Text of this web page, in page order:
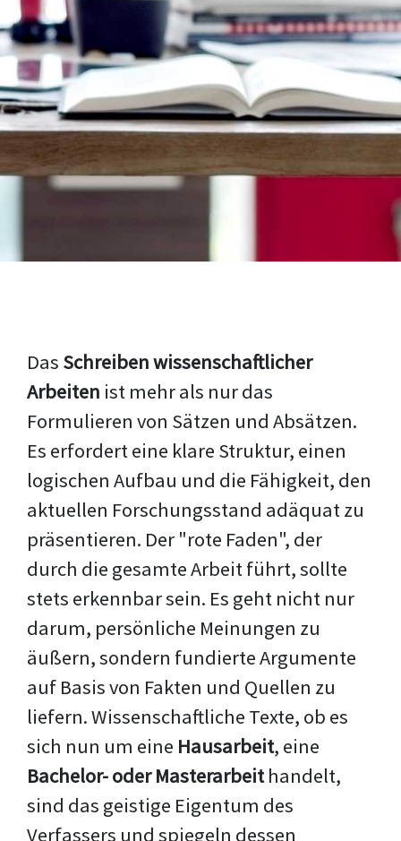
Das Schreiben wissenschaftlicher
Arbeiten ist mehr als nur das
Formulieren von Sätzen und Absätzen.
Es erfordert eine klare Struktur, einen
logischen Aufbau und die Fähigkeit, den
aktuellen Forschungsstand adäquat zu
präsentieren. Der "rote Faden", der
durch die gesamte Arbeit führt, sollte
stets erkennbar sein. Es geht nicht nur
darum, persönliche Meinungen zu
äußern, sondern fundierte Argumente
auf Basis von Fakten und Quellen zu
liefern. Wissenschaftliche Texte, ob es
sich nun um eine Hausarbeit, eine
Bachelor- oder Masterarbeithandelt,
sind das geistige Eigentum des
Verfassers und spiegeln dessen